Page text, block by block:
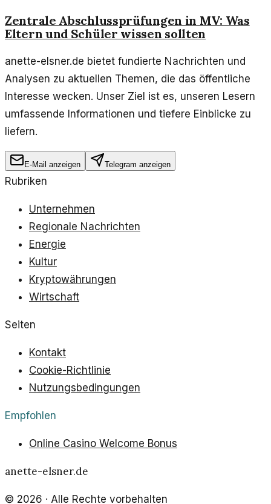
Zentrale Abschlussprüfungen in MV: Was
Eltern und Schüler wissen sollten
anette-elsner.de bietet fundierte Nachrichten und
Analysen zu aktuellen Themen, die das öffentliche
Interesse wecken. Unser Ziel ist es, unseren Lesern
umfassende Informationen und tiefere Einblicke zu
liefern.
E-Mail anzeigen Telegram anzeigen
Rubriken
Unternehmen
Regionale Nachrichten
Energie
Kultur
Kryptowährungen
Wirtschaft
Seiten
Kontakt
Cookie-Richtlinie
Nutzungsbedingungen
Empfohlen
Online Casino Welcome Bonus
anette-elsner.de
© 2026 · Alle Rechte vorbehalten